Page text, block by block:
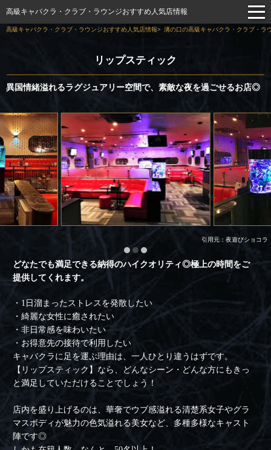
高級キャバクラ・クラブ・ラウンジおすすめ人気店情報
高級キャバクラ・クラブ・ラウンジおすすめ人気店情報 溝の口の高級キャバクラ・クラブ・ラ
リップスティック
異国情緒溢れるラグジュアリー空間で、素敵な夜を過ごせるお店◎
引用元：夜遊びショコラ
どなたでも満足できる納得のハイクオリティ◎極上の時間をご
提供してくれます。
・1日溜まったストレスを発散したい
・綺麗な女性に癒されたい
・非日常感を味わいたい
・お得意先の接待で利用したい
キャバクラに足を運ぶ理由は、一人ひとり違うはずです。
【リップスティック】なら、どんなシーン・どんな方にもきっ
と満足していただけることでしょう！
店内を盛り上げるのは、華奢でウブ感溢れる清楚系女子やグラ
マスボディが魅力の色気溢れる美女など、多種多様なキャスト
陣です◎